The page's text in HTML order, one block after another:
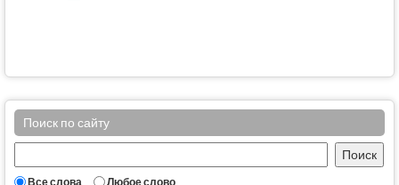
Поиск по сайту
Все слова
Любое слово